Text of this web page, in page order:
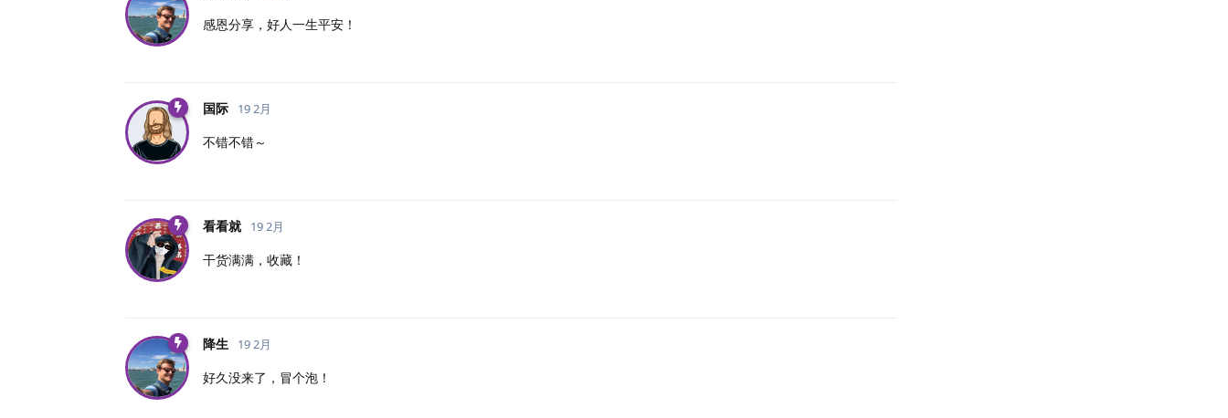
感恩分享，好人一生平安！
国际 19 2月
不错不错～
看看就 19 2月
干货满满，收藏！
降生 19 2月
好久没来了，冒个泡！